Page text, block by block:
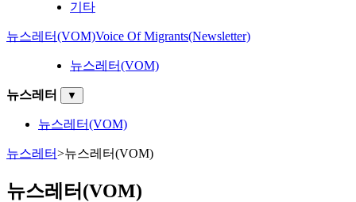
기타
뉴스레터(VOM)Voice Of Migrants(Newsletter)
뉴스레터(VOM)
뉴스레터 ▼
뉴스레터(VOM)
뉴스레터>뉴스레터(VOM)
뉴스레터(VOM)